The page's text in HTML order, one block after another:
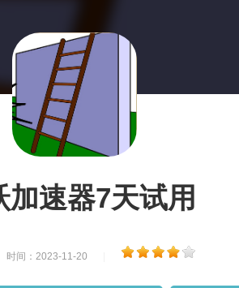
加速器7天试用
时间：2023-11-20